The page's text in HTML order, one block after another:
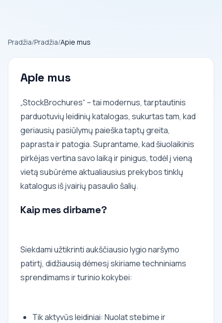
Pradžia/Pradžia/Apie mus
Apie mus
„StockBrochures“ – tai modernus, tarptautinis
parduotuvių leidinių katalogas, sukurtas tam, kad
geriausių pasiūlymų paieška taptų greita,
paprasta ir patogia. Suprantame, kad šiuolaikinis
pirkėjas vertina savo laiką ir pinigus, todėl į vieną
vietą subūrėme aktualiausius prekybos tinklų
katalogus iš įvairių pasaulio šalių.
Kaip mes dirbame?
Siekdami užtikrinti aukščiausio lygio naršymo
patirtį, didžiausią dėmesį skiriame techniniams
sprendimams ir turinio kokybei:
Tik aktyvūs leidiniai: Nuolat stebime ir